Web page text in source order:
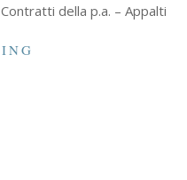
della p.a. – Appalti